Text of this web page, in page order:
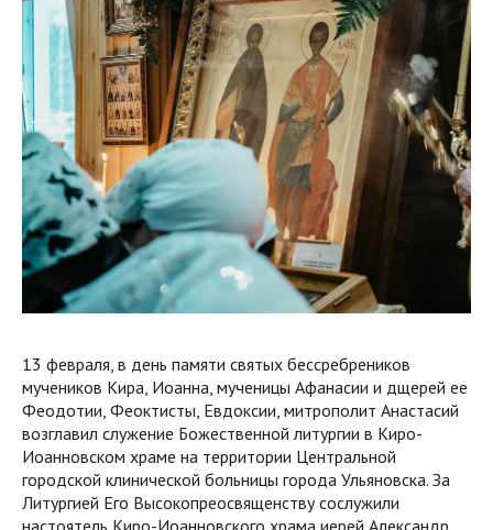
13 февраля, в день памяти святых бессребреников
мучеников Кира, Иоанна, мученицы Афанасии и дщерей ее
Феодотии, Феоктисты, Евдоксии, митрополит Анастасий
возглавил служение Божественной литургии в Киро-
Иоанновском храме на территории Центральной
городской клинической больницы города Ульяновска. За
Литургией Его Высокопреосвященству сослужили
настоятель Киро-Иоанновского храма иерей Александр